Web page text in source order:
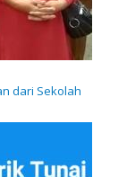
dari Sekolah